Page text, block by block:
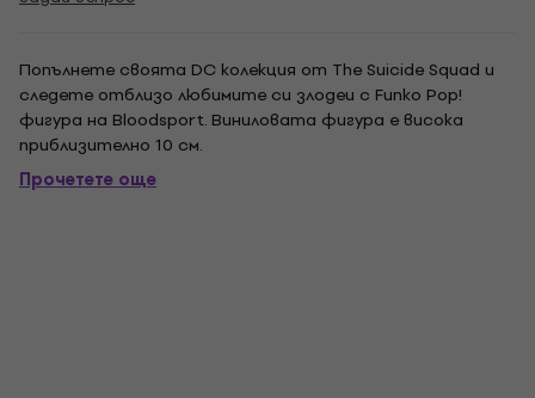
Попълнете своята DC колекция от The Suicide Squad и
следете отблизо любимите си злодеи с Funko Pop!
фигура на Bloodsport. Виниловата фигура е висока
приблизително 10 см.
Прочетете още